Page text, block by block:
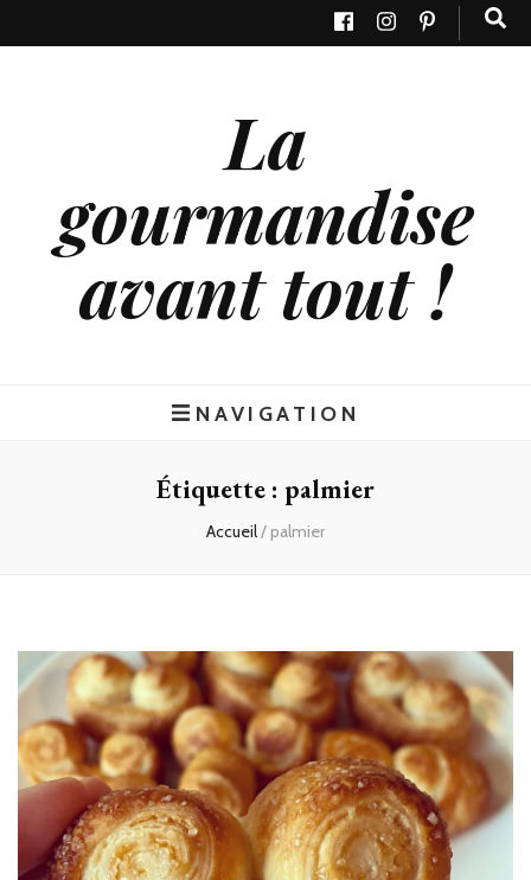
La
gourmandise
avant tout !
NAVIGATION
Étiquette : palmier
Accueil/ palmier